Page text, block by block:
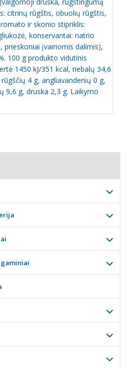
citrinų rūgštis, obuolių rūgštis,
ir skonio stipriklis:
konservantai: natrio
prieskoniai įvairiomis dalimis),
100 g produkto vidutinis
1450 kJ/351 kcal, riebalų 34,6
4 g, angliavandenių 0 g,
9,6 g, druska 2,3 g. Laikymo
gaminiai